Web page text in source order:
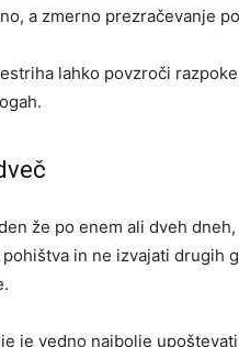
a zmerno prezračevanje
lahko povzroči
že po enem ali dveh
in ne izvajati drugih
je vedno najbolje